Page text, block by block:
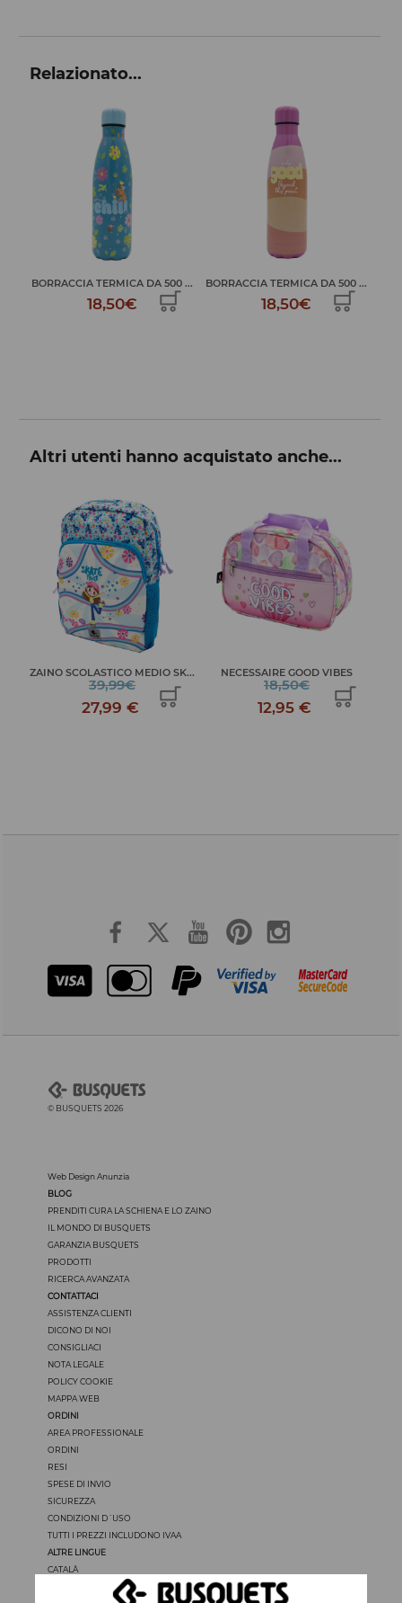
Relazionato...
BORRACCIA TERMICA DA 500 ...
18,50€
BORRACCIA TERMICA DA 500 ...
18,50€
Altri utenti hanno acquistato anche...
ZAINO SCOLASTICO MEDIO SK...
39,99€
27,99 €
NECESSAIRE GOOD VIBES
18,50€
12,95 €
© BUSQUETS 2026
Web Design Anunzia
BLOG
PRENDITI CURA LA SCHIENA E LO ZAINO
IL MONDO DI BUSQUETS
GARANZIA BUSQUETS
PRODOTTI
RICERCA AVANZATA
CONTATTACI
ASSISTENZA CLIENTI
DICONO DI NOI
CONSIGLIACI
NOTA LEGALE
POLICY COOKIE
MAPPA WEB
ORDINI
AREA PROFESSIONALE
ORDINI
RESI
SPESE DI INVIO
SICUREZZA
CONDIZIONI D´USO
TUTTI I PREZZI INCLUDONO IVAA
ALTRE LINGUE
CATALÀ